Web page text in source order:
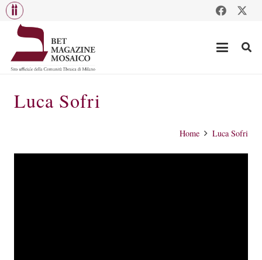
Luca Sofri
Home Luca Sofri